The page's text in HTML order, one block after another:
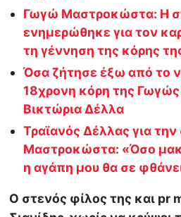
Γωγώ Μαστροκώστα: Η
ενημερώθηκε για τον
τη γέννηση της κόρης
Όσα ζήτησε έξω από το
18χρονη κόρη της
Βικτώρια Δέλλα
Τραϊανός Δέλλας για
Μαστροκώστα: «Όσο
η αγάπη μου θα σε
O στενός φίλος της και pr